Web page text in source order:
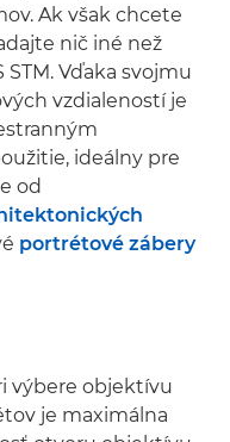
Ak však chcete
nič iné než
STM. Vďaka svojmu
vzdialeností je
ideálny pre
od
portrétové zábery
výbere objektívu
je maximálna